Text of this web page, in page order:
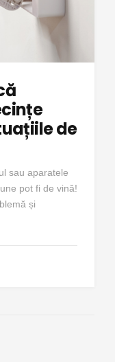
de
sau aparatele
pot fi de vină!
și